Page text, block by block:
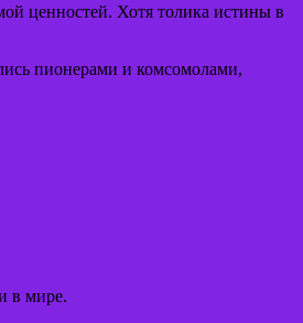
ценностей. Хотя толика истины в
пионерами и комсомолами,
в мире.